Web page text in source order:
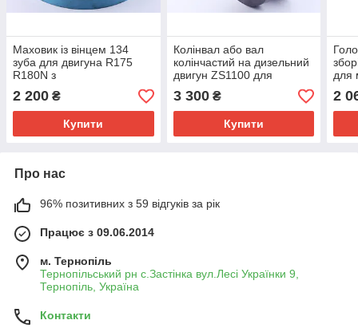
Маховик із вінцем 134
зуба для двигуна R175
R180N з
електростартером
Кентавр, Зубр Форте
Лідер Бізон 7-8 к.с.
2 200 ₴
Купити
Колінвал або вал
колінчастий на дизельний
двигун ZS1100 для
мотоблока мототрактора
15-18 к.с
3 300₴
Купити
для
18
2
Про нас
96% позитивних з 59 відгуків за рік
Працює з 09.06.2014
м. Тернопіль
Тернопільський рн с.Застінка вул.Лесі Українки 9,
Тернопіль, Україна
Контакти